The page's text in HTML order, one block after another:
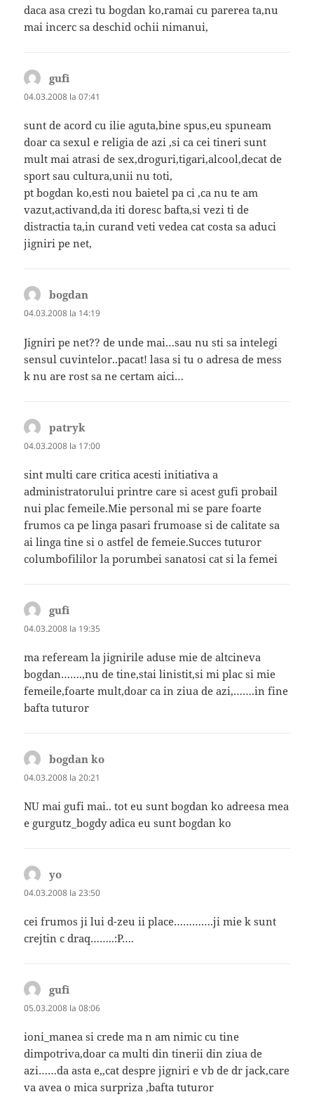
daca asa crezi tu bogdan ko,ramai cu parerea ta,nu
mai incerc sa deschid ochii nimanui,
gufi
04.03.2008 la 07:41
sunt de acord cu ilie aguta,bine spus,eu spuneam
doar ca sexul e religia de azi ,si ca cei tineri sunt
mult mai atrasi de sex,droguri,tigari,alcool,decat de
sport sau cultura,unii nu toti,
pt bogdan ko,esti nou baietel pa ci ,ca nu te am
vazut,activand,da iti doresc bafta,si vezi ti de
distractia ta,in curand veti vedea cat costa sa aduci
jigniri pe net,
bogdan
04.03.2008 la 14:19
Jigniri pe net?? de unde mai…sau nu sti sa intelegi
sensul cuvintelor..pacat! lasa si tu o adresa de mess
k nu are rost sa ne certam aici…
patryk
04.03.2008 la 17:00
sint multi care critica acesti initiativa a
administratorului printre care si acest gufi probail
nui plac femeile.Mie personal mi se pare foarte
frumos ca pe linga pasari frumoase si de calitate sa
ai linga tine si o astfel de femeie.Succes tuturor
columbofililor la porumbei sanatosi cat si la femei
gufi
04.03.2008 la 19:35
ma refeream la jignirile aduse mie de altcineva
bogdan…….,nu de tine,stai linistit,si mi plac si mie
femeile,foarte mult,doar ca in ziua de azi,…….in fine
bafta tuturor
bogdan ko
04.03.2008 la 20:21
NU mai gufi mai.. tot eu sunt bogdan ko adreesa mea
e gurgutz_bogdy adica eu sunt bogdan ko
yo
04.03.2008 la 23:50
cei frumos ji lui d-zeu ii place………….ji mie k sunt
crejtin c draq……..:P….
gufi
05.03.2008 la 08:06
ioni_manea si crede ma n am nimic cu tine
dimpotriva,doar ca multi din tinerii din ziua de
azi……da asta e,,cat despre jigniri e vb de dr jack,care
va avea o mica surpriza ,bafta tuturor